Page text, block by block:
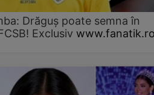
Drăguș poate semna în
Exclusiv